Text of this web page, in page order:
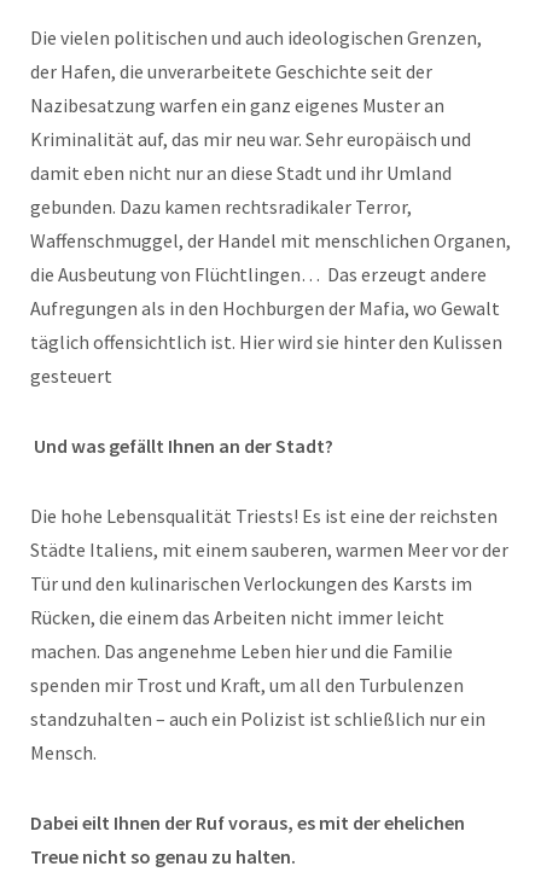
Die vielen politischen und auch ideologischen Grenzen,
der Hafen, die unverarbeitete Geschichte seit der
Nazibesatzung warfen ein ganz eigenes Muster an
Kriminalität auf, das mir neu war. Sehr europäisch und
damit eben nicht nur an diese Stadt und ihr Umland
gebunden. Dazu kamen rechtsradikaler Terror,
Waffenschmuggel, der Handel mit menschlichen Organen,
die Ausbeutung von Flüchtlingen… Das erzeugt andere
Aufregungen als in den Hochburgen der Mafia, wo Gewalt
täglich offensichtlich ist. Hier wird sie hinter den Kulissen
gesteuert
Und was gefällt Ihnen an der Stadt?
Die hohe Lebensqualität Triests! Es ist eine der reichsten
Städte Italiens, mit einem sauberen, warmen Meer vor der
Tür und den kulinarischen Verlockungen des Karsts im
Rücken, die einem das Arbeiten nicht immer leicht
machen. Das angenehme Leben hier und die Familie
spenden mir Trost und Kraft, um all den Turbulenzen
standzuhalten – auch ein Polizist ist schließlich nur ein
Mensch.
Dabei eilt Ihnen der Ruf voraus, es mit der ehelichen
Treue nicht so genau zu halten.